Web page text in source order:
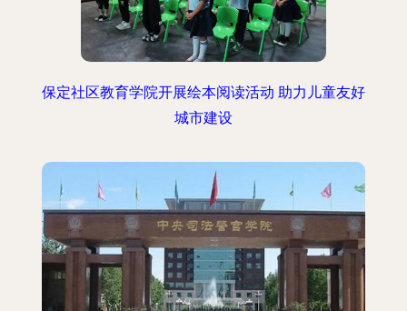
保定社区教育学院开展绘本阅读活动 助力儿童友好
城市建设